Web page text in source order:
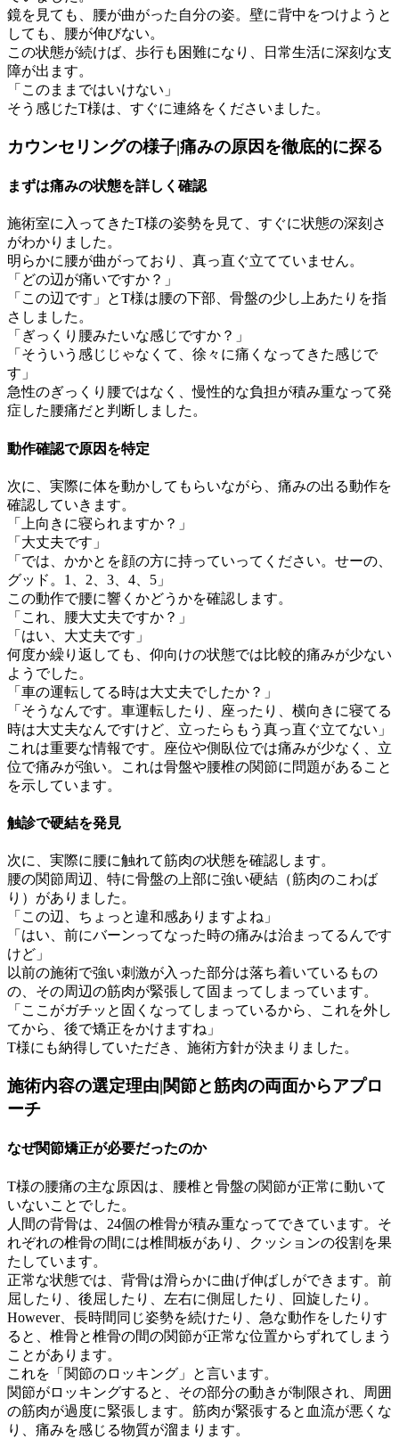
鏡を見ても、腰が曲がった自分の姿。壁に背中をつけようと
しても、腰が伸びない。
この状態が続けば、歩行も困難になり、日常生活に深刻な支
障が出ます。
「このままではいけない」
そう感じたT様は、すぐに連絡をくださいました。
カウンセリングの様子|痛みの原因を徹底的に探る
まずは痛みの状態を詳しく確認
施術室に入ってきたT様の姿勢を見て、すぐに状態の深刻さ
がわかりました。
明らかに腰が曲がっており、真っ直ぐ立てていません。
「どの辺が痛いですか？」
「この辺です」とT様は腰の下部、骨盤の少し上あたりを指
さしました。
「ぎっくり腰みたいな感じですか？」
「そういう感じじゃなくて、徐々に痛くなってきた感じで
す」
急性のぎっくり腰ではなく、慢性的な負担が積み重なって発
症した腰痛だと判断しました。
動作確認で原因を特定
次に、実際に体を動かしてもらいながら、痛みの出る動作を
確認していきます。
「上向きに寝られますか？」
「大丈夫です」
「では、かかとを顔の方に持っていってください。せーの、
グッド。1、2、3、4、5」
この動作で腰に響くかどうかを確認します。
「これ、腰大丈夫ですか？」
「はい、大丈夫です」
何度か繰り返しても、仰向けの状態では比較的痛みが少ない
ようでした。
「車の運転してる時は大丈夫でしたか？」
「そうなんです。車運転したり、座ったり、横向きに寝てる
時は大丈夫なんですけど、立ったらもう真っ直ぐ立てない」
これは重要な情報です。座位や側臥位では痛みが少なく、立
位で痛みが強い。これは骨盤や腰椎の関節に問題があること
を示しています。
触診で硬結を発見
次に、実際に腰に触れて筋肉の状態を確認します。
腰の関節周辺、特に骨盤の上部に強い硬結（筋肉のこわば
り）がありました。
「この辺、ちょっと違和感ありますよね」
「はい、前にバーンってなった時の痛みは治まってるんです
けど」
以前の施術で強い刺激が入った部分は落ち着いているもの
の、その周辺の筋肉が緊張して固まってしまっています。
「ここがガチッと固くなってしまっているから、これを外し
てから、後で矯正をかけますね」
T様にも納得していただき、施術方針が決まりました。
施術内容の選定理由|関節と筋肉の両面からアプロ
ーチ
なぜ関節矯正が必要だったのか
T様の腰痛の主な原因は、腰椎と骨盤の関節が正常に動いて
いないことでした。
人間の背骨は、24個の椎骨が積み重なってできています。そ
れぞれの椎骨の間には椎間板があり、クッションの役割を果
たしています。
正常な状態では、背骨は滑らかに曲げ伸ばしができます。前
屈したり、後屈したり、左右に側屈したり、回旋したり。
However、長時間同じ姿勢を続けたり、急な動作をしたりす
ると、椎骨と椎骨の間の関節が正常な位置からずれてしまう
ことがあります。
これを「関節のロッキング」と言います。
関節がロッキングすると、その部分の動きが制限され、周囲
の筋肉が過度に緊張します。筋肉が緊張すると血流が悪くな
り、痛みを感じる物質が溜まります。